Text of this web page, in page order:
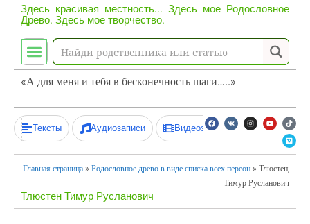
Здесь красивая местность... Здесь мое Родословное
Древо. Здесь мое творчество.
«А для меня и тебя в бесконечность шаги…..»
Тексты Аудиозаписи Видеозаписи
Главная страница » Родословное древо в виде списка всех персон » Тлюстен,
Тимур Русланович
Тлюстен Тимур Русланович